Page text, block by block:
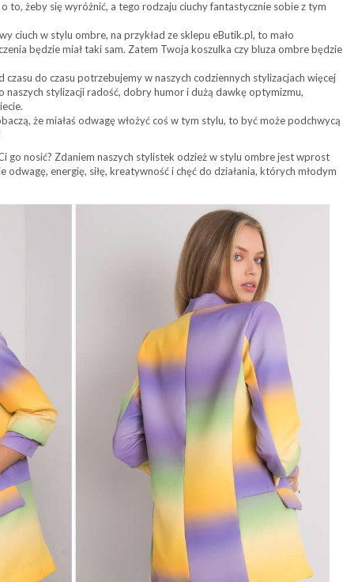
to, żeby się wyróżnić, a tego rodzaju ciuchy fantastycznie sobie z tym
ciuch w stylu ombre, na przykład ze sklepu eButik.pl, to mało
będzie miał taki sam. Zatem Twoja koszulka czy bluza ombre będzie
czasu do czasu potrzebujemy w naszych codziennych stylizacjach więcej
naszych stylizacji radość, dobry humor i dużą dawkę optymizmu,
że miałaś odwagę włożyć coś w tym stylu, to być może podchwycą
go nosić? Zdaniem naszych stylistek odzież w stylu ombre jest wprost
energię, siłę, kreatywność i chęć do działania, których młodym